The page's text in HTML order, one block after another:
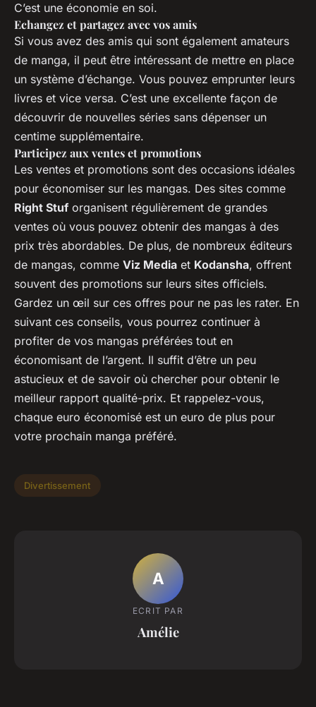
C’est une économie en soi.
Echangez et partagez avec vos amis
Si vous avez des amis qui sont également amateurs
de manga, il peut être intéressant de mettre en place
un système d’échange. Vous pouvez emprunter leurs
livres et vice versa. C’est une excellente façon de
découvrir de nouvelles séries sans dépenser un
centime supplémentaire.
Participez aux ventes et promotions
Les ventes et promotions sont des occasions idéales
pour économiser sur les mangas. Des sites comme
Right Stuf organisent régulièrement de grandes
ventes où vous pouvez obtenir des mangas à des
prix très abordables. De plus, de nombreux éditeurs
de mangas, comme Viz Media et Kodansha, offrent
souvent des promotions sur leurs sites officiels.
Gardez un œil sur ces offres pour ne pas les rater. En
suivant ces conseils, vous pourrez continuer à
profiter de vos mangas préférées tout en
économisant de l’argent. Il suffit d’être un peu
astucieux et de savoir où chercher pour obtenir le
meilleur rapport qualité-prix. Et rappelez-vous,
chaque euro économisé est un euro de plus pour
votre prochain manga préféré.
Divertissement
A
ECRIT PAR
Amélie